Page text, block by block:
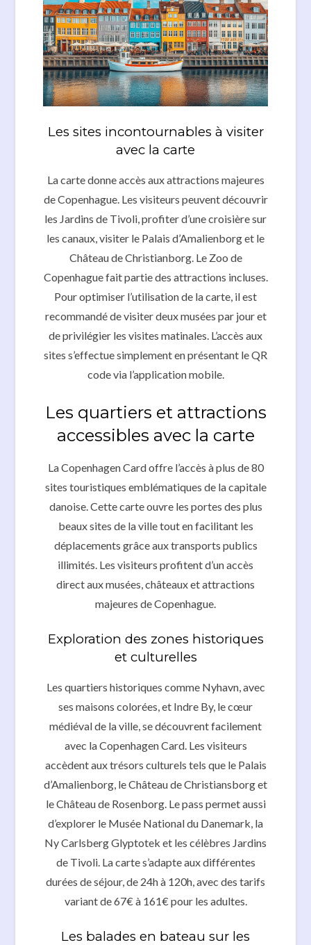
Les sites incontournables à visiter
avec la carte
La carte donne accès aux attractions majeures
de Copenhague. Les visiteurs peuvent découvrir
les Jardins de Tivoli, profiter d’une croisière sur
les canaux, visiter le Palais d’Amalienborg et le
Château de Christianborg. Le Zoo de
Copenhague fait partie des attractions incluses.
Pour optimiser l’utilisation de la carte, il est
recommandé de visiter deux musées par jour et
de privilégier les visites matinales. L’accès aux
sites s’effectue simplement en présentant le QR
code via l’application mobile.
Les quartiers et attractions
accessibles avec la carte
La Copenhagen Card offre l’accès à plus de 80
sites touristiques emblématiques de la capitale
danoise. Cette carte ouvre les portes des plus
beaux sites de la ville tout en facilitant les
déplacements grâce aux transports publics
illimités. Les visiteurs profitent d’un accès
direct aux musées, châteaux et attractions
majeures de Copenhague.
Exploration des zones historiques
et culturelles
Les quartiers historiques comme Nyhavn, avec
ses maisons colorées, et Indre By, le cœur
médiéval de la ville, se découvrent facilement
avec la Copenhagen Card. Les visiteurs
accèdent aux trésors culturels tels que le Palais
d’Amalienborg, le Château de Christiansborg et
le Château de Rosenborg. Le pass permet aussi
d’explorer le Musée National du Danemark, la
Ny Carlsberg Glyptotek et les célèbres Jardins
de Tivoli. La carte s’adapte aux différentes
durées de séjour, de 24h à 120h, avec des tarifs
variant de 67€ à 161€ pour les adultes.
Les balades en bateau sur les